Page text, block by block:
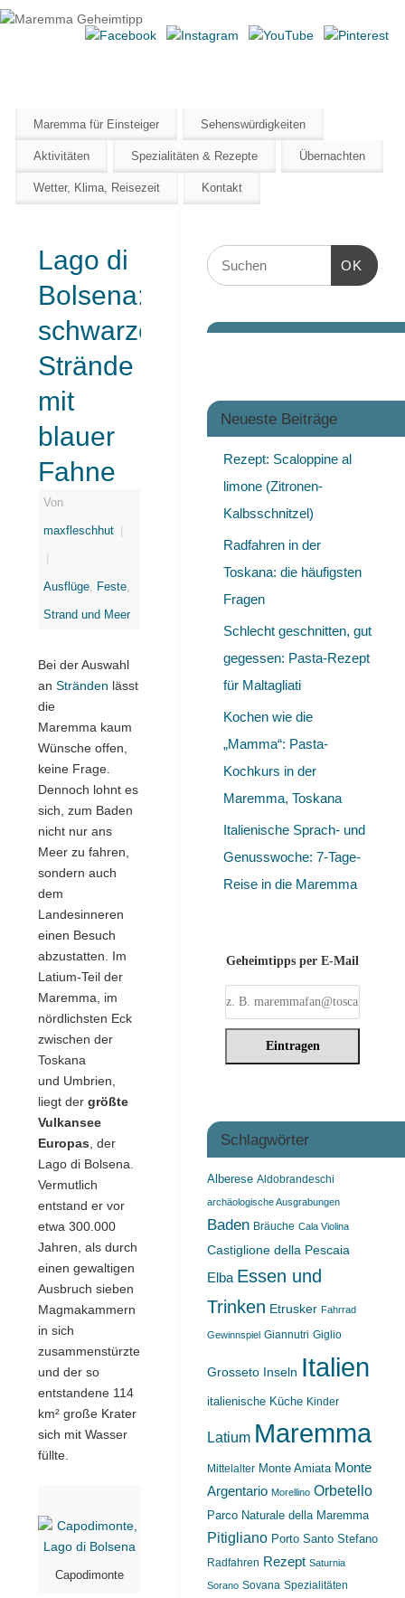
Maremma Geheimtipp
Maremma für Einsteiger Sehenswürdigkeiten
Aktivitäten Spezialitäten & Rezepte Übernachten
Wetter, Klima, Reisezeit Kontakt
Lago di
Bolsena:
schwarze
Strände
mit
blauer
Fahne
Von
maxfleschhut
Ausflüge, Feste,
Strand und Meer
Bei der Auswahl
an Stränden lässt
die
Maremma kaum
Wünsche offen,
keine Frage.
Dennoch lohnt es
sich, zum Baden
nicht nur ans
Meer zu fahren,
sondern auch
dem
Landesinneren
einen Besuch
abzustatten. Im
Latium-Teil der
Maremma, im
nördlichsten Eck
zwischen der
Toskana
und Umbrien,
liegt der größte
Vulkansee
Europas , der
Lago di Bolsena.
Vermutlich
entstand er vor
etwa 300.000
Jahren, als durch
einen gewaltigen
Ausbruch sieben
Magmakammern
in sich
zusammenstürzten
und der so
entstandene 114
km² große Krater
sich mit Wasser
füllte.
Capodimonte
OK
Neueste Beiträge
Rezept: Scaloppine al
limone (Zitronen-
Kalbsschnitzel)
Radfahren in der
Toskana: die häufigsten
Fragen
Schlecht geschnitten, gut
gegessen: Pasta-Rezept
für Maltagliati
Kochen wie die
„Mamma“: Pasta-
Kochkurs in der
Maremma, Toskana
Italienische Sprach- und
Genusswoche: 7-Tage-
Reise in die Maremma
Geheimtipps per E-Mail
Schlagwörter
Alberese Aldobrandeschi
archäologische Ausgrabungen
Baden Bräuche Cala Violina
Castiglione della Pescaia
Elba Essen und
Trinken Etrusker Fahrrad
Gewinnspiel Giannutri Giglio
Grosseto Inseln Italien
italienische Küche Kinder
Latium Maremma
Mittelalter Monte Amiata Monte
Argentario Morellino Orbetello
Parco Naturale della Maremma
Pitigliano Porto Santo Stefano
Radfahren Rezept Saturnia
Sorano Sovana Spezialitäten